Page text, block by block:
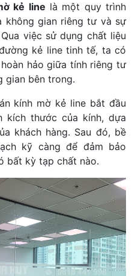
kẻ line là một quy trình
không gian riêng tư và sự
việc sử dụng chất liệu
kẻ line tinh tế, ta có
hảo giữa tính riêng tư
gian bên trong.
kính mờ kẻ line bắt đầu
kích thước của kính, dựa
khách hàng. Sau đó, bề
kỹ càng để đảm bảo
bất kỳ tạp chất nào.